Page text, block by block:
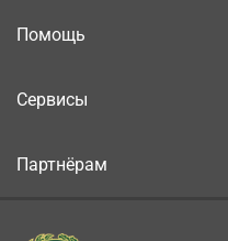
Помощь
Сервисы
Партнёрам